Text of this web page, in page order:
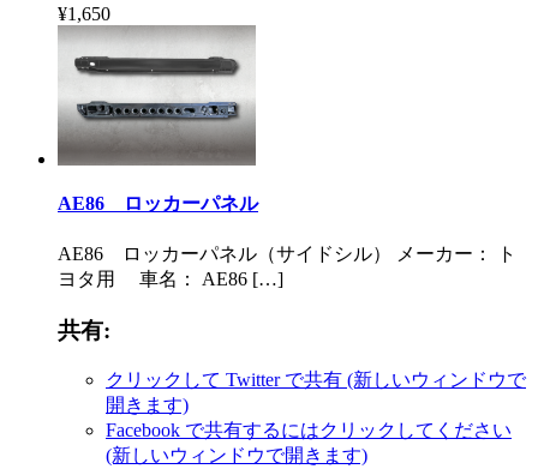
¥1,650
AE86 ロッカーパネル
AE86 ロッカーパネル（サイドシル） メーカー： ト
ヨタ用 車名： AE86 […]
共有:
クリックして Twitter で共有 (新しいウィンドウで
開きます)
Facebook で共有するにはクリックしてください
(新しいウィンドウで開きます)